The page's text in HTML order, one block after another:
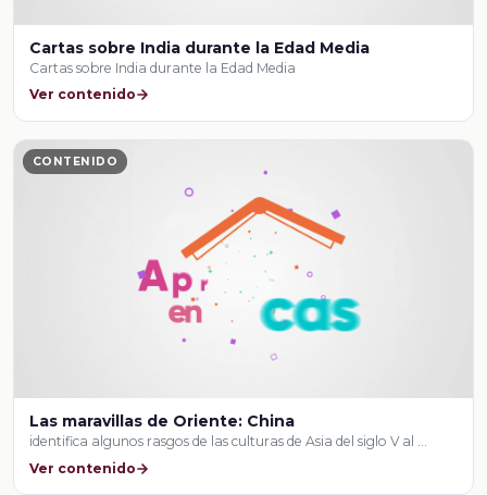
Cartas sobre India durante la Edad Media
Cartas sobre India durante la Edad Media
Ver contenido
CONTENIDO
Las maravillas de Oriente: China
identifica algunos rasgos de las culturas de Asia del siglo V al …
Ver contenido